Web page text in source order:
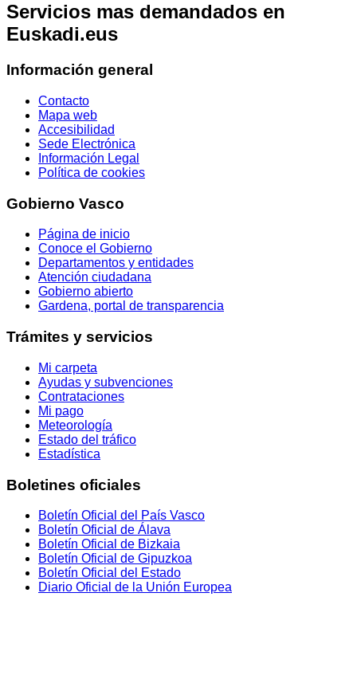
Servicios mas demandados en
Euskadi.eus
Información general
Contacto
Mapa web
Accesibilidad
Sede Electrónica
Información Legal
Política de cookies
Gobierno Vasco
Página de inicio
Conoce el Gobierno
Departamentos y entidades
Atención ciudadana
Gobierno abierto
Gardena, portal de transparencia
Trámites y servicios
Mi carpeta
Ayudas y subvenciones
Contrataciones
Mi pago
Meteorología
Estado del tráfico
Estadística
Boletines oficiales
Boletín Oficial del País Vasco
Boletín Oficial de Álava
Boletín Oficial de Bizkaia
Boletín Oficial de Gipuzkoa
Boletín Oficial del Estado
Diario Oficial de la Unión Europea